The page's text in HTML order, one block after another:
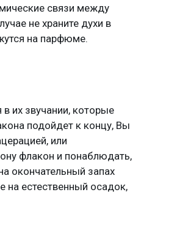
связи между
не храните духи в
на парфюме.
их звучании, которые
подойдет к концу, Вы
или
флакон и понаблюдать,
окончательный запах
на естественный осадок,